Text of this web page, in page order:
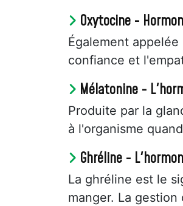
Oxytocine -
Également
confiance et
Mélatonine -
Produite par la
à l'organisme
Ghréline -
La ghréline est le
manger. La